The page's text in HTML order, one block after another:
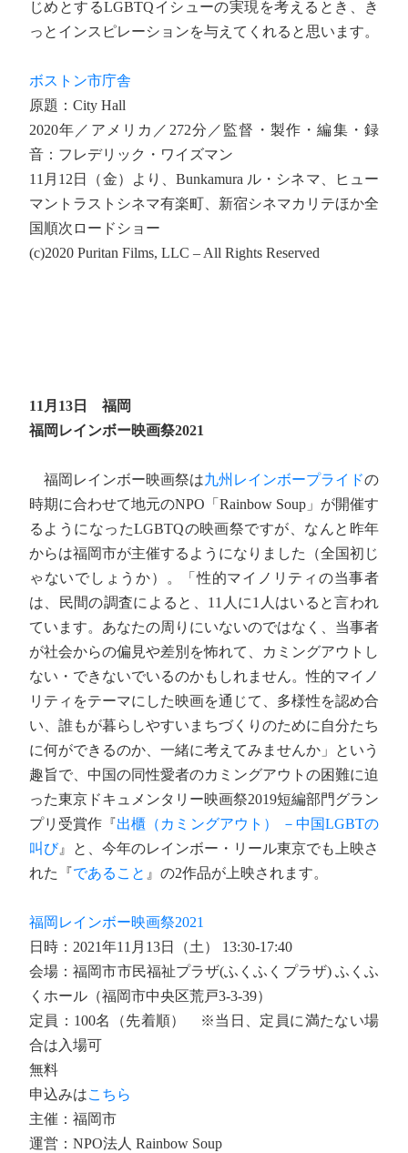
じめとするLGBTQイシューの実現を考えるとき、き
っとインスピレーションを与えてくれると思います。
ボストン市庁舎
原題：City Hall
2020年／アメリカ／272分／監督・製作・編集・録
音：フレデリック・ワイズマン
11月12日（金）より、Bunkamura ル・シネマ、ヒュー
マントラストシネマ有楽町、新宿シネマカリテほか全
国順次ロードショー
(c)2020 Puritan Films, LLC – All Rights Reserved
11月13日 福岡
福岡レインボー映画祭2021
福岡レインボー映画祭は九州レインボープライドの
時期に合わせて地元のNPO「Rainbow Soup」が開催す
るようになったLGBTQの映画祭ですが、なんと昨年
からは福岡市が主催するようになりました（全国初じ
ゃないでしょうか）。「性的マイノリティの当事者
は、民間の調査によると、11人に1人はいると言われ
ています。あなたの周りにいないのではなく、当事者
が社会からの偏見や差別を怖れて、カミングアウトし
ない・できないでいるのかもしれません。性的マイノ
リティをテーマにした映画を通じて、多様性を認め合
い、誰もが暮らしやすいまちづくりのために自分たち
に何ができるのか、一緒に考えてみませんか」という
趣旨で、中国の同性愛者のカミングアウトの困難に迫
った東京ドキュメンタリー映画祭2019短編部門グラン
プリ受賞作『出櫃（カミングアウト） －中国LGBTの
叫び』と、今年のレインボー・リール東京でも上映さ
れた『であること 』の2作品が上映されます。
福岡レインボー映画祭2021
日時：2021年11月13日（土） 13:30-17:40
会場：福岡市市民福祉プラザ(ふくふくプラザ) ふくふ
くホール（福岡市中央区荒戸3-3-39）
定員：100名（先着順） ※当日、定員に満たない場
合は入場可
無料
申込みはこちら
主催：福岡市
運営：NPO法人 Rainbow Soup